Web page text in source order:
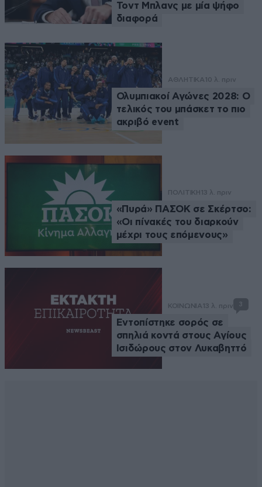
Τοντ Μπλανς με μία ψήφο
διαφορά
ΑΘΛΗΤΙΚΑ 10 λ. πριν
Ολυμπιακοί Αγώνες 2028: Ο
τελικός του μπάσκετ το πιο
ακριβό event
ΠΟΛΙΤΙΚΗ 13 λ. πριν
«Πυρά» ΠΑΣΟΚ σε Σκέρτσο:
«Οι πίνακές του διαρκούν
μέχρι τους επόμενους»
ΚΟΙΝΩΝΙΑ 13 λ. πριν 3
Εντοπίστηκε σορός σε
σπηλιά κοντά στους Αγίους
Ισιδώρους στον Λυκαβηττό